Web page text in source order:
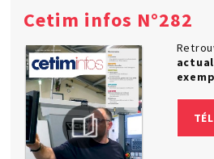
Cetim infos N°282